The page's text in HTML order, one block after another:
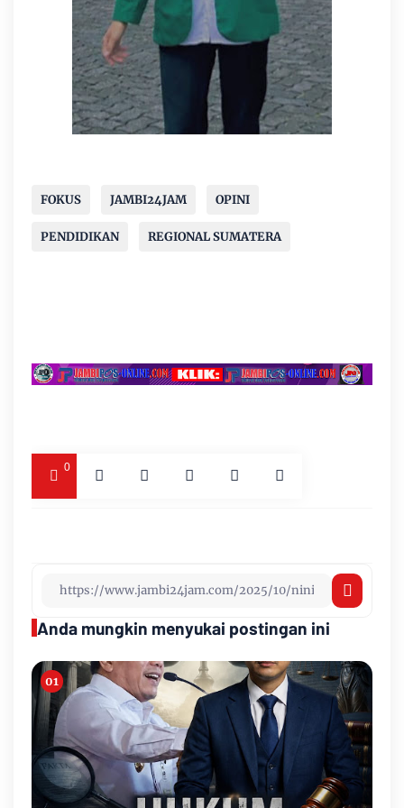
FOKUS JAMBI24JAM OPINI
PENDIDIKAN REGIONAL SUMATERA
0
Anda mungkin menyukai postingan ini